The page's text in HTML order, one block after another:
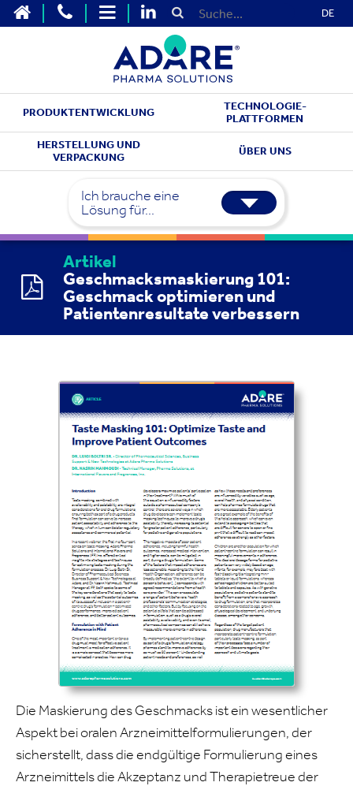
DE
PRODUKTENTWICKLUNG
TECHNOLOGIE-
PLATTFORMEN
HERSTELLUNG UND
VERPACKUNG
ÜBER UNS
Ich brauche eine
Lösung für...
Artikel
Geschmacksmaskierung 101:
Geschmack optimieren und
Patientenresultate verbessern
Die Maskierung des Geschmacks ist ein wesentlicher
Aspekt bei oralen Arzneimittelformulierungen, der
sicherstellt, dass die endgültige Formulierung eines
Arzneimittels die Akzeptanz und Therapietreue der